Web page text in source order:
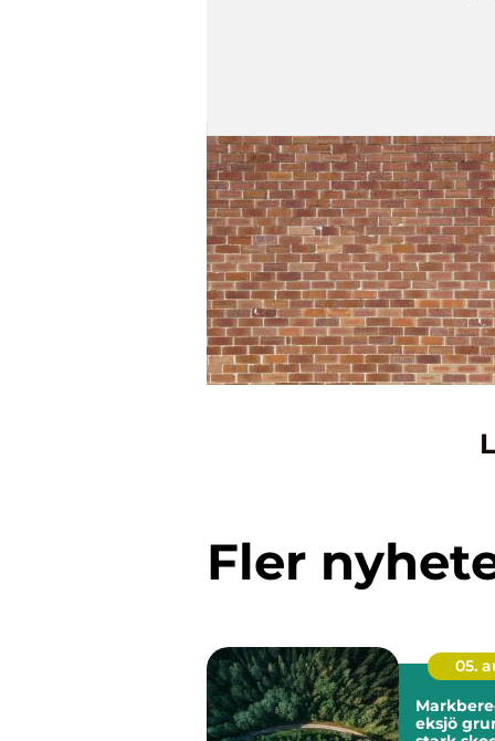
Fler
05.
eksjö grunden för